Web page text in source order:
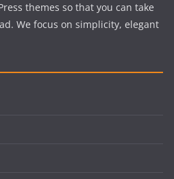
themes so that you can take
We focus on simplicity, elegant